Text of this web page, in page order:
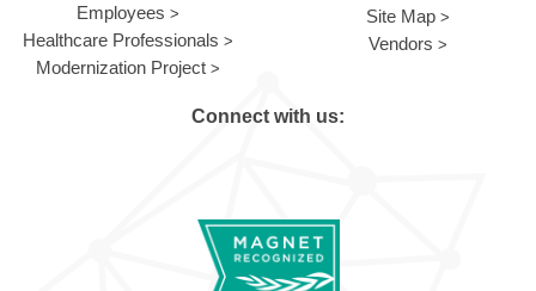
Employees
Healthcare Professionals
Modernization Project
Site Map
Vendors
Connect with us: